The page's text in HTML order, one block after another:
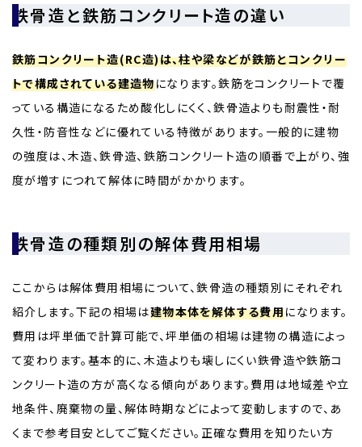
鉄骨造と鉄筋コンクリート造の違い
鉄筋コンクリート造(RC造)は、柱や梁などが鉄筋とコンクリー
トで構成されている建造物になります。鉄筋をコンクリートで覆
っている構造になるため酸化しにくく、鉄骨造よりも耐震性・耐
久性・防音性などに優れている特徴があります。一般的に建物
の強度は、木造、鉄骨造、鉄筋コンクリート造の順番で上がり、強
度が増すにつれて解体に時間がかかります。
鉄骨造の種類別の解体費用相場
ここからは解体費用相場について、鉄骨造の種類別にそれぞれ
紹介します。下記の相場は建物本体を解体する費用になります。
費用は坪単価で計算可能で、坪単価の相場は建物の構造によっ
て変わります。基本的に、木造よりも壊しにくい鉄骨造や鉄筋コ
ンクリート造の方が高くなる傾向があります。費用は地域差や立
地条件、廃棄物の量、解体時期などによって変動しますので、あ
くまで参考目安としてご覧ください。正確な費用を知りたい方